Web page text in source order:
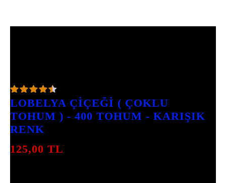
LOBELYA ÇİÇEĞİ ( ÇOKLU
TOHUM ) - 400 TOHUM - KARIŞIK
RENK
125,00 TL